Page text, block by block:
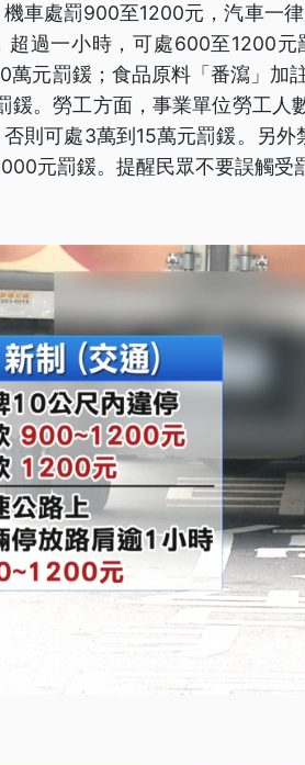
車處罰900至1200元，汽車一
超過一小時，可處600至1200
萬元罰鍰；食品原料「番瀉」加
鍰。勞工方面，事業單位勞工人
則可處3萬到15萬元罰鍰。另外
元罰鍰。提醒民眾不要誤觸受